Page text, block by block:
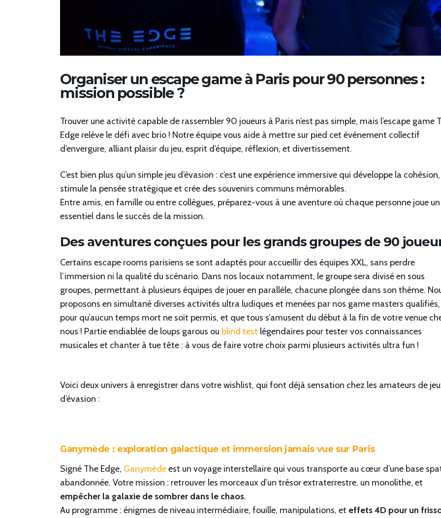
Organiser un escape game à Paris pour 90 personnes :
mission possible ?
Trouver une activité capable de rassembler 90 joueurs à Paris n’est pas simple, mais l’escape game
Edge relève le défi avec brio ! Notre équipe vous aide à mettre sur pied cet événement collectif
d’envergure, alliant plaisir du jeu, esprit d’équipe, réflexion, et divertissement.
C’est bien plus qu’un simple jeu d’évasion : c’est une expérience immersive qui développe la cohésion,
stimule la pensée stratégique et crée des souvenirs communs mémorables.
Entre amis, en famille ou entre collègues, préparez-vous à une aventure où chaque personne joue
essentiel dans le succès de la mission.
Des aventures conçues pour les grands groupes de 90
Certains escape rooms parisiens se sont adaptés pour accueillir des équipes XXL, sans perdre
l’immersion ni la qualité du scénario. Dans nos locaux notamment, le groupe sera divisé en sous
groupes, permettant à plusieurs équipes de jouer en parallèle, chacune plongée dans son thème.
proposons en simultané diverses activités ultra ludiques et menées par nos game masters qualifiés,
pour qu’aucun temps mort ne soit permis, et que tous s’amusent du début à la fin de votre venue
nous ! Partie endiablée de loups garous ou blind test légendaires pour tester vos connaissances
musicales et chanter à tue tête : à vous de faire votre choix parmi plusieurs activités ultra fun !
Voici deux univers à enregistrer dans votre wishlist, qui font déjà sensation chez les amateurs de
d’évasion :
Ganymède : exploration galactique et immersion jamais vue sur Paris
Signé The Edge, Ganymèdeest un voyage interstellaire qui vous transporte au cœur d’une base
abandonnée. Votre mission : retrouver les morceaux d’un trésor extraterrestre, un monolithe, et
empêcher la galaxie de sombrer dans le chaos.
Au programme : énigmes de niveau intermédiaire, fouille, manipulations, et effets 4D pour un